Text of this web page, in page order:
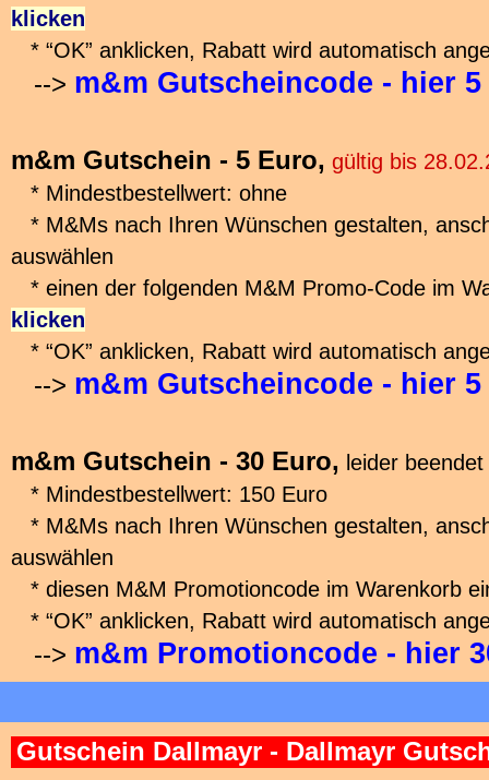
klicken
* “OK” anklicken, Rabatt wird automatisch
--> m&m Gutscheincode - hier
m&m Gutschein - 5 Euro, gültig bis
* Mindestbestellwert: ohne
* M&Ms nach Ihren Wünschen gestalten,
auswählen
* einen der folgenden M&M Promo-Code im
klicken
* “OK” anklicken, Rabatt wird automatisch
--> m&m Gutscheincode - hier
m&m Gutschein - 30 Euro, leider beendet
* Mindestbestellwert: 150 Euro
* M&Ms nach Ihren Wünschen gestalten,
auswählen
* diesen M&M Promotioncode im Warenkorb
* “OK” anklicken, Rabatt wird automatisch
--> m&m Promotioncode - hier
Gutschein Dallmayr - Dallmayr